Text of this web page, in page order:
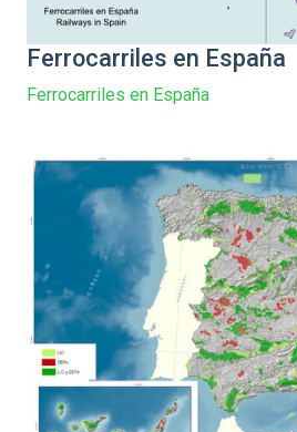
Ferrocarriles en España
Ferrocarriles en España